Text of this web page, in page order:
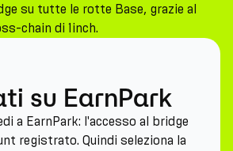
su tutte le rotte Base, grazie al
chain di 1inch.
su EarnPark
a EarnPark: l'accesso al bridge
registrato. Quindi seleziona la